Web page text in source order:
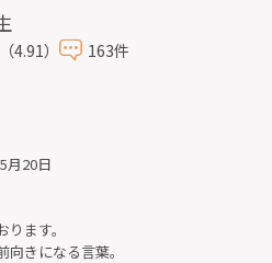
4.91） 163件
月20日
ます。
きになる言葉。